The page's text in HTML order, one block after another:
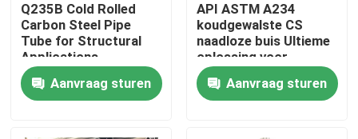
Producten
Over ons
Q235B Cold Rolled
Carbon Steel Pipe
Tube for Structural
Applications
Aanvraag sturen
API ASTM A234
koudgewalste CS
naadloze buis Ultieme
oplossing voor
industriële
Aanvraag sturen